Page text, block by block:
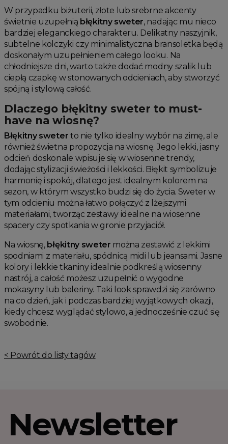
W przypadku biżuterii, złote lub srebrne akcenty
świetnie uzupełnią błękitny sweter, nadając mu nieco
bardziej eleganckiego charakteru. Delikatny naszyjnik,
subtelne kolczyki czy minimalistyczna bransoletka będą
doskonałym uzupełnieniem całego looku. Na
chłodniejsze dni, warto także dodać modny szalik lub
ciepłą czapkę w stonowanych odcieniach, aby stworzyć
spójną i stylową całość.
Dlaczego błękitny sweter to must-
have na wiosnę?
Błękitny sweter to nie tylko idealny wybór na zimę, ale
również świetna propozycja na wiosnę. Jego lekki, jasny
odcień doskonale wpisuje się w wiosenne trendy,
dodając stylizacji świeżości i lekkości. Błękit symbolizuje
harmonię i spokój, dlatego jest idealnym kolorem na
sezon, w którym wszystko budzi się do życia. Sweter w
tym odcieniu można łatwo połączyć z lżejszymi
materiałami, tworząc zestawy idealne na wiosenne
spacery czy spotkania w gronie przyjaciół.
Na wiosnę, błękitny sweter można zestawić z lekkimi
spodniami z materiału, spódnicą midi lub jeansami. Jasne
kolory i lekkie tkaniny idealnie podkreślą wiosenny
nastrój, a całość możesz uzupełnić o wygodne
mokasyny lub baleriny. Taki look sprawdzi się zarówno
na co dzień, jak i podczas bardziej wyjątkowych okazji,
kiedy chcesz wyglądać stylowo, a jednocześnie czuć się
swobodnie.
< Powrót do listy tagów
Newsletter